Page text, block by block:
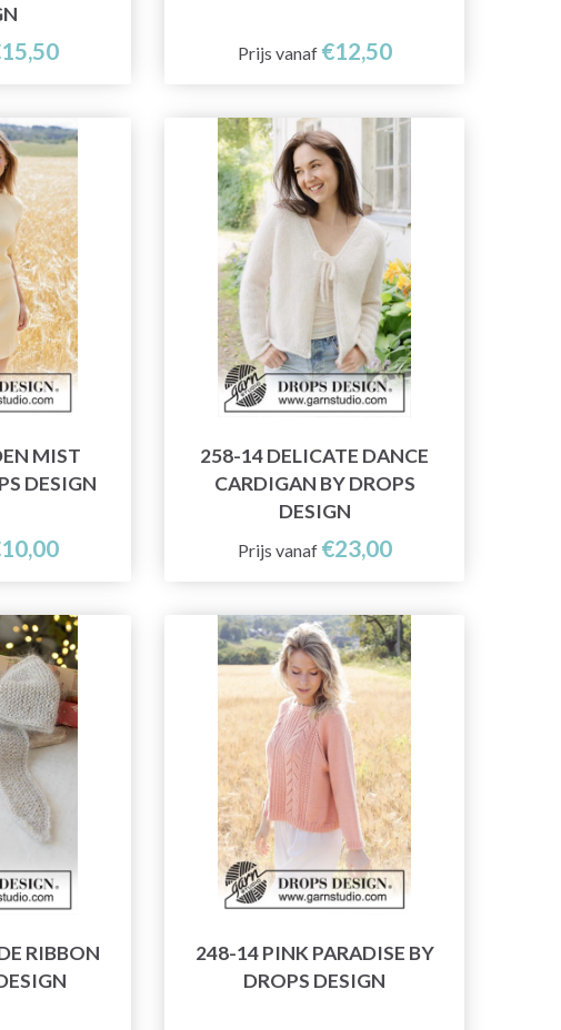
Prijs vanaf €12,50
MIST
DESIGN
258-14 DELICATE DANCE
CARDIGAN BY DROPS
DESIGN
Prijs vanaf €23,00
RIBBON
248-14 PINK PARADISE BY
DROPS DESIGN